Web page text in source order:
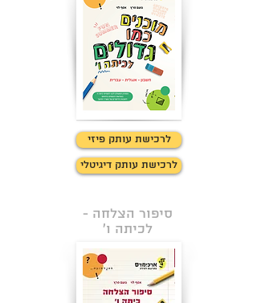
לרכישת עותק פיזי
לרכישת עותק דיגיטלי
סיפור הצלחה -
לכיתה ו'